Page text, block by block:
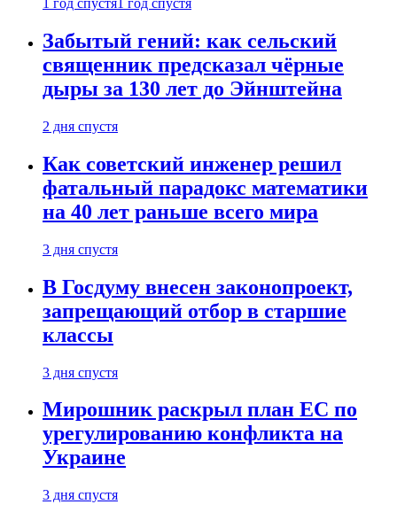
1 год спустя 1 год спустя
Забытый гений: как сельский
священник предсказал чёрные
дыры за 130 лет до Эйнштейна
2 дня спустя
Как советский инженер решил
фатальный парадокс математики
на 40 лет раньше всего мира
3 дня спустя
В Госдуму внесен законопроект,
запрещающий отбор в старшие
классы
3 дня спустя
Мирошник раскрыл план ЕС по
урегулированию конфликта на
Украине
3 дня спустя